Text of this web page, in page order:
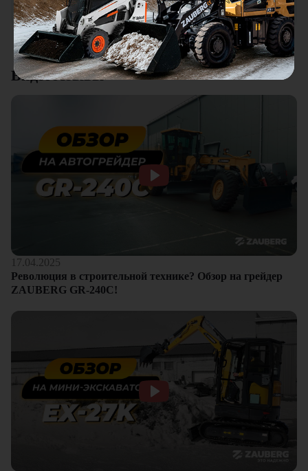
Смотреть все отзывы
клиентам.
Видеоотзывы
17.04.2025
Революция в строительной технике? Обзор на грейдер
ZAUBERG GR-240C!